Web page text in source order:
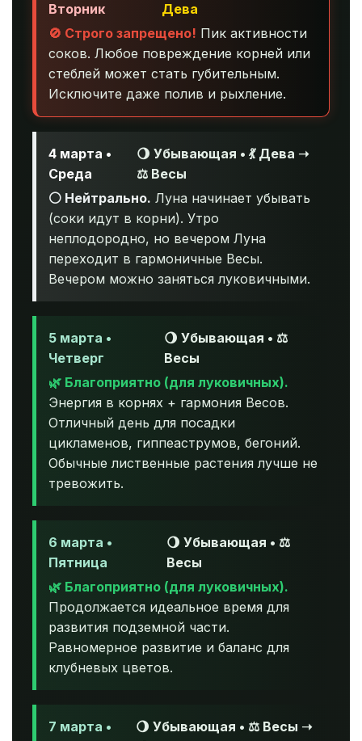
Вторник
Дева
🚫 Строго запрещено! Пик активности
соков. Любое повреждение корней или
стеблей может стать губительным.
Исключите даже полив и рыхление.
4 марта •
Среда
🌖 Убывающая • 💃 Дева ➝
⚖️ Весы
⚪ Нейтрально. Луна начинает убывать
(соки идут в корни). Утро
неплодородно, но вечером Луна
переходит в гармоничные Весы.
Вечером можно заняться луковичными.
5 марта •
Четверг
🌖 Убывающая • ⚖️
Весы
🌿 Благоприятно (для луковичных).
Энергия в корнях + гармония Весов.
Отличный день для посадки
цикламенов, гиппеаструмов, бегоний.
Обычные лиственные растения лучше не
тревожить.
6 марта •
Пятница
🌖 Убывающая • ⚖️
Весы
🌿 Благоприятно (для луковичных).
Продолжается идеальное время для
развития подземной части.
Равномерное развитие и баланс для
клубневых цветов.
7 марта •
🌖 Убывающая • ⚖️ Весы ➝